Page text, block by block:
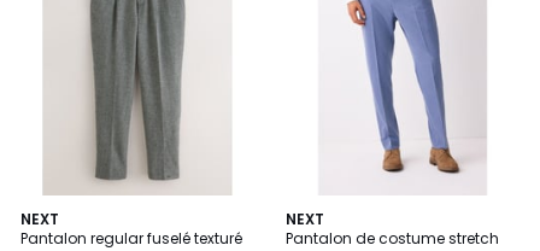
NEXT
Pantalon regular fuselé texturé
2
Couleurs
NEXT
Pantalon de costume stretch
2
Couleurs